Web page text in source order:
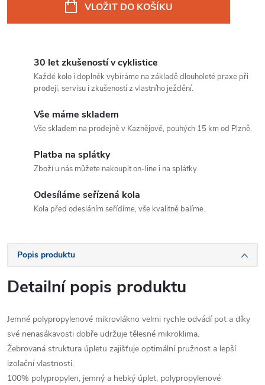
VLOŽIT DO KOŠÍKU
30 let zkušeností v cyklistice
Každé kolo i doplněk vybíráme na základě dlouholeté praxe při
prodeji, servisu i zkušeností z vlastního ježdění.
Vše máme skladem
Vše skladem na prodejně v Kaznějově, pouhých 15 km od Plzně.
Platba na splátky
Zboží u nás můžete nakoupit on-line i na splátky.
Odesíláme seřízená kola
Kola před odesláním seřídíme, vše kvalitně balíme.
Popis produktu
Detailní popis produktu
Jemné polypropylenové mikrovlákno velmi rychle odvádí pot a díky
své nenasákavosti dobře udržuje tělesné mikroklima.
Žebrovaná struktura úpletu zajišťuje optimální pružnost a lepší
izolační vlastnosti.
100% polypropylen, jemný a hebký úplet, polypropylenové